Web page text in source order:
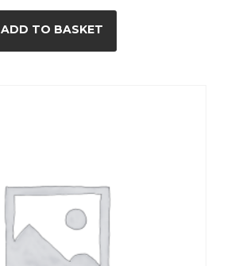
ADD TO BASKET